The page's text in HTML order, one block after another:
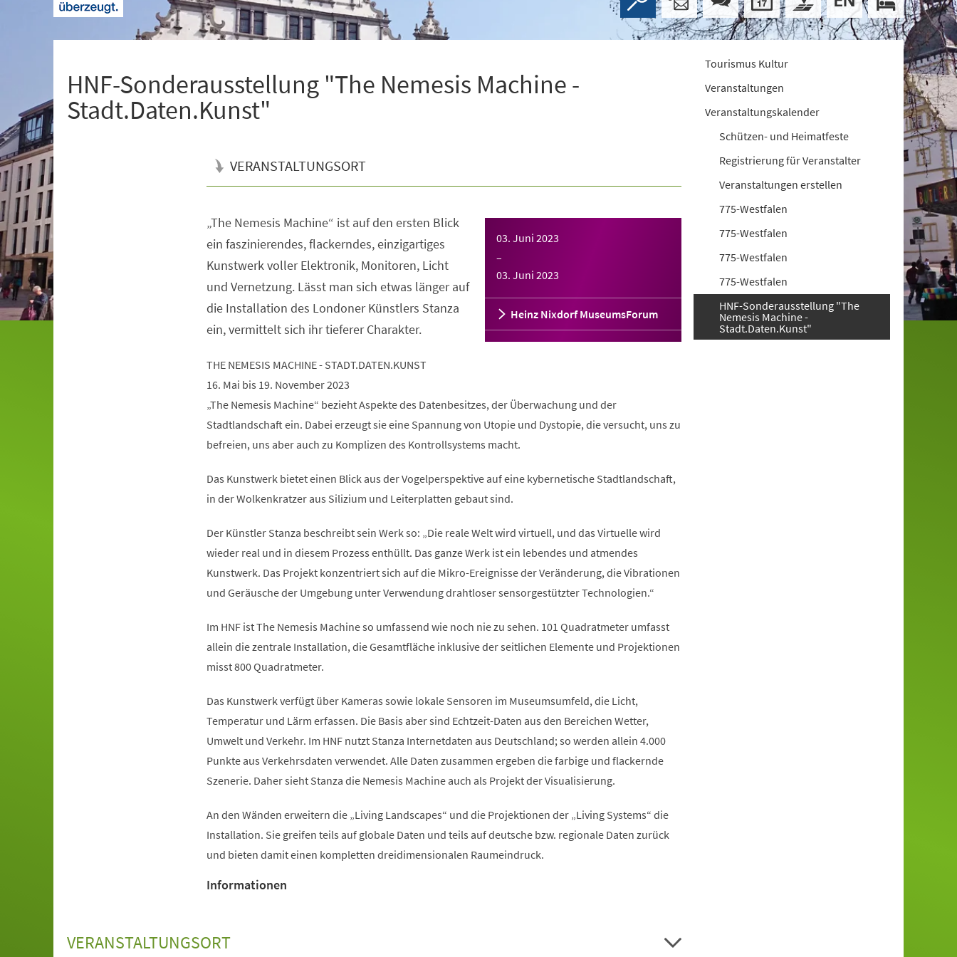
HNF-Sonderausstellung "The Nemesis Machine -
Stadt.Daten.Kunst"
VERANSTALTUNGSORT
03. Juni 2023
–
03. Juni 2023
Heinz Nixdorf MuseumsForum
„The Nemesis Machine“ ist auf den ersten Blick
ein faszinierendes, flackerndes, einzigartiges
Kunstwerk voller Elektronik, Monitoren, Licht
und Vernetzung. Lässt man sich etwas länger auf
die Installation des Londoner Künstlers Stanza
ein, vermittelt sich ihr tieferer Charakter.
THE NEMESIS MACHINE - STADT.DATEN.KUNST
16. Mai bis 19. November 2023
„The Nemesis Machine“ bezieht Aspekte des Datenbesitzes, der Überwachung und der
Stadtlandschaft ein. Dabei erzeugt sie eine Spannung von Utopie und Dystopie, die versucht, uns zu
befreien, uns aber auch zu Komplizen des Kontrollsystems macht.
Das Kunstwerk bietet einen Blick aus der Vogelperspektive auf eine kybernetische Stadtlandschaft,
in der Wolkenkratzer aus Silizium und Leiterplatten gebaut sind.
Der Künstler Stanza beschreibt sein Werk so: „Die reale Welt wird virtuell, und das Virtuelle wird
wieder real und in diesem Prozess enthüllt. Das ganze Werk ist ein lebendes und atmendes
Kunstwerk. Das Projekt konzentriert sich auf die Mikro-Ereignisse der Veränderung, die Vibrationen
und Geräusche der Umgebung unter Verwendung drahtloser sensorgestützter Technologien.“
Im HNF ist The Nemesis Machine so umfassend wie noch nie zu sehen. 101 Quadratmeter umfasst
allein die zentrale Installation, die Gesamtfläche inklusive der seitlichen Elemente und Projektionen
misst 800 Quadratmeter.
Das Kunstwerk verfügt über Kameras sowie lokale Sensoren im Museumsumfeld, die Licht,
Temperatur und Lärm erfassen. Die Basis aber sind Echtzeit-Daten aus den Bereichen Wetter,
Umwelt und Verkehr. Im HNF nutzt Stanza Internetdaten aus Deutschland; so werden allein 4.000
Punkte aus Verkehrsdaten verwendet. Alle Daten zusammen ergeben die farbige und flackernde
Szenerie. Daher sieht Stanza die Nemesis Machine auch als Projekt der Visualisierung.
An den Wänden erweitern die „Living Landscapes“ und die Projektionen der „Living Systems“ die
Installation. Sie greifen teils auf globale Daten und teils auf deutsche bzw. regionale Daten zurück
und bieten damit einen kompletten dreidimensionalen Raumeindruck.
Informationen
VERANSTALTUNGSORT
Tourismus Kultur
Veranstaltungen
Veranstaltungskalender
Schützen- und Heimatfeste
Registrierung für Veranstalter
Veranstaltungen erstellen
775-Westfalen
775-Westfalen
775-Westfalen
775-Westfalen
HNF-Sonderausstellung "The
Nemesis Machine -
Stadt.Daten.Kunst"